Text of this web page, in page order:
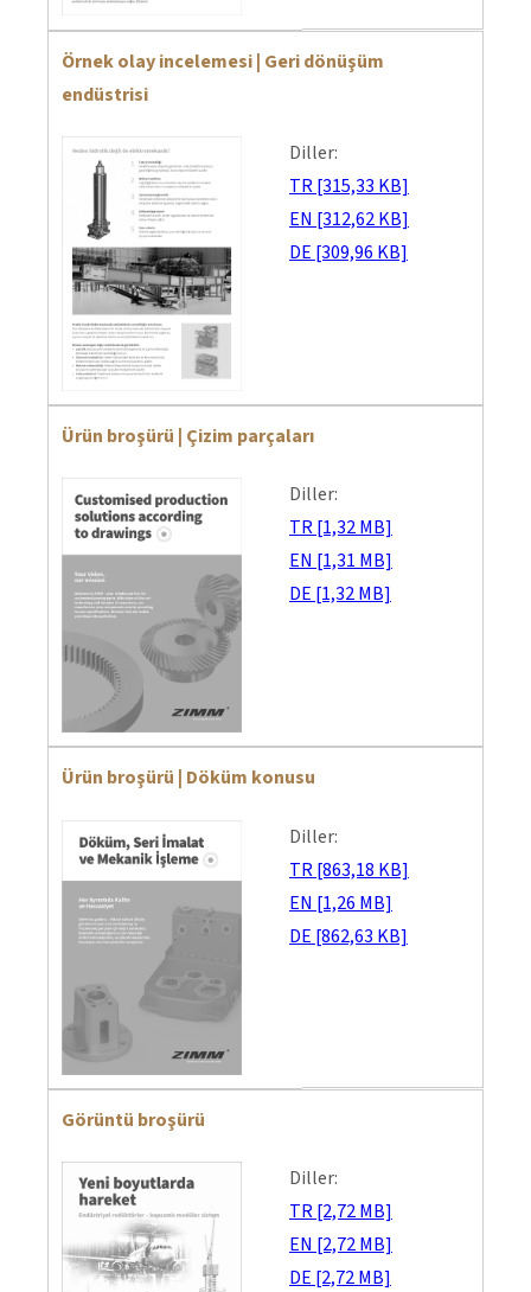
Örnek olay incelemesi | Geri dönüşüm
endüstrisi
Diller:
TR [315,33 KB]
EN [312,62 KB]
DE [309,96 KB]
Ürün broşürü | Çizim parçaları
Diller:
TR [1,32 MB]
EN [1,31 MB]
DE [1,32 MB]
Ürün broşürü | Döküm konusu
Diller:
TR [863,18 KB]
EN [1,26 MB]
DE [862,63 KB]
Görüntü broşürü
Diller:
TR [2,72 MB]
EN [2,72 MB]
DE [2,72 MB]